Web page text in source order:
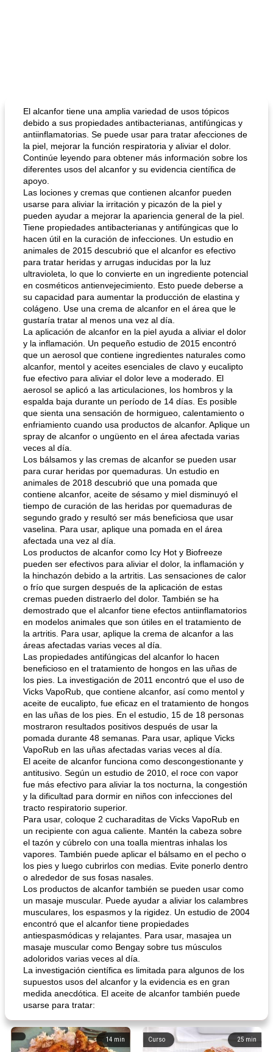
El alcanfor tiene una amplia variedad de usos tópicos
debido a sus propiedades antibacterianas, antifúngicas y
antiinflamatorias. Se puede usar para tratar afecciones de
la piel, mejorar la función respiratoria y aliviar el dolor.
Continúe leyendo para obtener más información sobre los
diferentes usos del alcanfor y su evidencia científica de
apoyo.
Las lociones y cremas que contienen alcanfor pueden
usarse para aliviar la irritación y picazón de la piel y
pueden ayudar a mejorar la apariencia general de la piel.
Tiene propiedades antibacterianas y antifúngicas que lo
hacen útil en la curación de infecciones. Un estudio en
animales de 2015 descubrió que el alcanfor es efectivo
para tratar heridas y arrugas inducidas por la luz
ultravioleta, lo que lo convierte en un ingrediente potencial
en cosméticos antienvejecimiento. Esto puede deberse a
su capacidad para aumentar la producción de elastina y
colágeno. Use una crema de alcanfor en el área que le
gustaría tratar al menos una vez al día.
La aplicación de alcanfor en la piel ayuda a aliviar el dolor
y la inflamación. Un pequeño estudio de 2015 encontró
que un aerosol que contiene ingredientes naturales como
alcanfor, mentol y aceites esenciales de clavo y eucalipto
fue efectivo para aliviar el dolor leve a moderado. El
aerosol se aplicó a las articulaciones, los hombros y la
espalda baja durante un período de 14 días. Es posible
que sienta una sensación de hormigueo, calentamiento o
enfriamiento cuando usa productos de alcanfor. Aplique un
spray de alcanfor o ungüento en el área afectada varias
veces al día.
Los bálsamos y las cremas de alcanfor se pueden usar
para curar heridas por quemaduras. Un estudio en
animales de 2018 descubrió que una pomada que
contiene alcanfor, aceite de sésamo y miel disminuyó el
tiempo de curación de las heridas por quemaduras de
segundo grado y resultó ser más beneficiosa que usar
vaselina. Para usar, aplique una pomada en el área
afectada una vez al día.
Los productos de alcanfor como Icy Hot y Biofreeze
pueden ser efectivos para aliviar el dolor, la inflamación y
la hinchazón debido a la artritis. Las sensaciones de calor
o frío que surgen después de la aplicación de estas
cremas pueden distraerlo del dolor. También se ha
demostrado que el alcanfor tiene efectos antiinflamatorios
en modelos animales que son útiles en el tratamiento de
la artritis. Para usar, aplique la crema de alcanfor a las
áreas afectadas varias veces al día.
Las propiedades antifúngicas del alcanfor lo hacen
beneficioso en el tratamiento de hongos en las uñas de
los pies. La investigación de 2011 encontró que el uso de
Vicks VapoRub, que contiene alcanfor, así como mentol y
aceite de eucalipto, fue eficaz en el tratamiento de hongos
en las uñas de los pies. En el estudio, 15 de 18 personas
mostraron resultados positivos después de usar la
pomada durante 48 semanas. Para usar, aplique Vicks
VapoRub en las uñas afectadas varias veces al día.
El aceite de alcanfor funciona como descongestionante y
antitusivo. Según un estudio de 2010, el roce con vapor
fue más efectivo para aliviar la tos nocturna, la congestión
y la dificultad para dormir en niños con infecciones del
tracto respiratorio superior.
Para usar, coloque 2 cucharaditas de Vicks VapoRub en
un recipiente con agua caliente. Mantén la cabeza sobre
el tazón y cúbrelo con una toalla mientras inhalas los
vapores. También puede aplicar el bálsamo en el pecho o
los pies y luego cubrirlos con medias. Evite ponerlo dentro
o alrededor de sus fosas nasales.
Los productos de alcanfor también se pueden usar como
un masaje muscular. Puede ayudar a aliviar los calambres
musculares, los espasmos y la rigidez. Un estudio de 2004
encontró que el alcanfor tiene propiedades
antiespasmódicas y relajantes. Para usar, masajea un
masaje muscular como Bengay sobre tus músculos
adoloridos varias veces al día.
La investigación científica es limitada para algunos de los
supuestos usos del alcanfor y la evidencia es en gran
medida anecdótica. El aceite de alcanfor también puede
usarse para tratar:
14 min 25 min
Curso